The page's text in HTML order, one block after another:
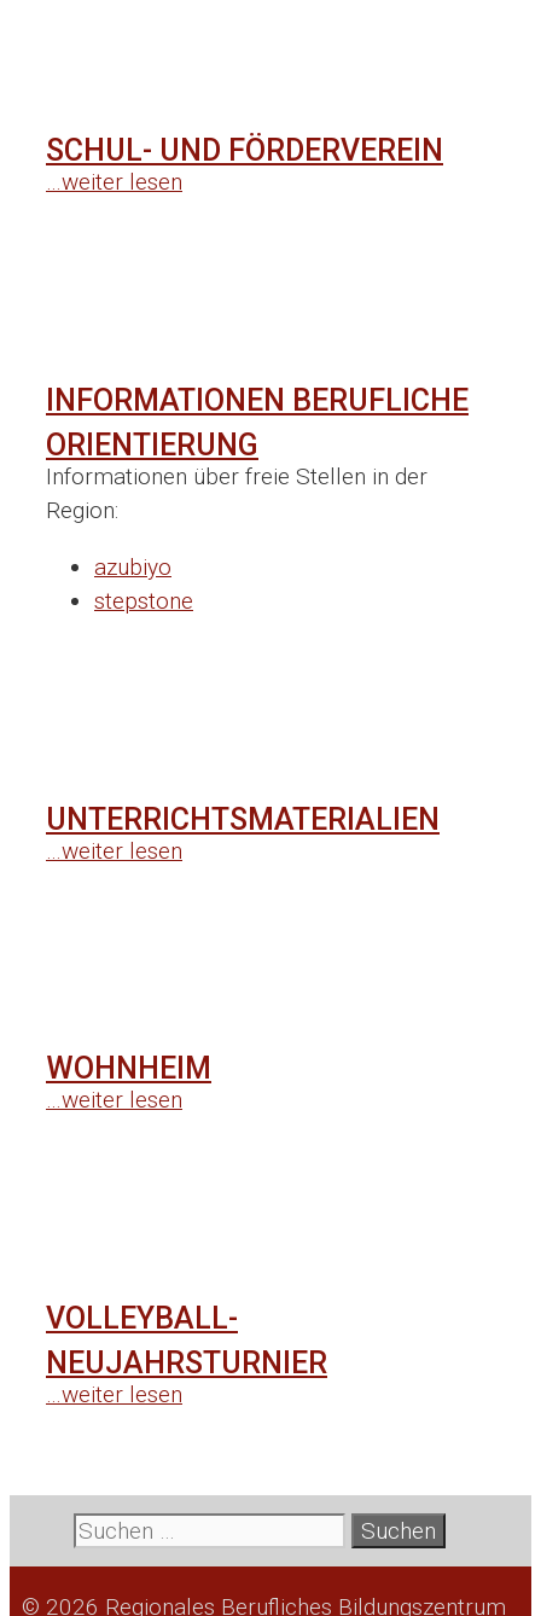
SCHUL- UND FÖRDERVEREIN
…weiter lesen
INFORMATIONEN BERUFLICHE
ORIENTIERUNG
Informationen über freie Stellen in der
Region:
azubiyo
stepstone
UNTERRICHTSMATERIALIEN
…weiter lesen
WOHNHEIM
…weiter lesen
VOLLEYBALL-
NEUJAHRSTURNIER
…weiter lesen
Suche
nach:
© 2026 Regionales Berufliches Bildungszentrum